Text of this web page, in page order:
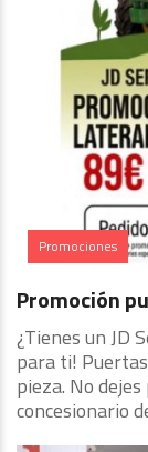
Promociones
Promoción
¿Tienes un JD
para ti!
pieza. No
concesionario